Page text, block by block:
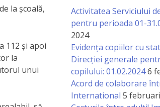
la şcoală,
112 şi apoi
la
unui
Activitatea Serviciului
pentru perioada 01-
2024
Evidența copiilor cu
Direcției generale
copilului: 01.02.20246
Acord de colaborare
International 5